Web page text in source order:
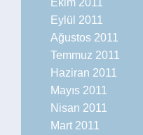
Ekim 2011
Eylül 2011
Ağustos 2011
Temmuz 2011
Haziran 2011
Mayıs 2011
Nisan 2011
Mart 2011